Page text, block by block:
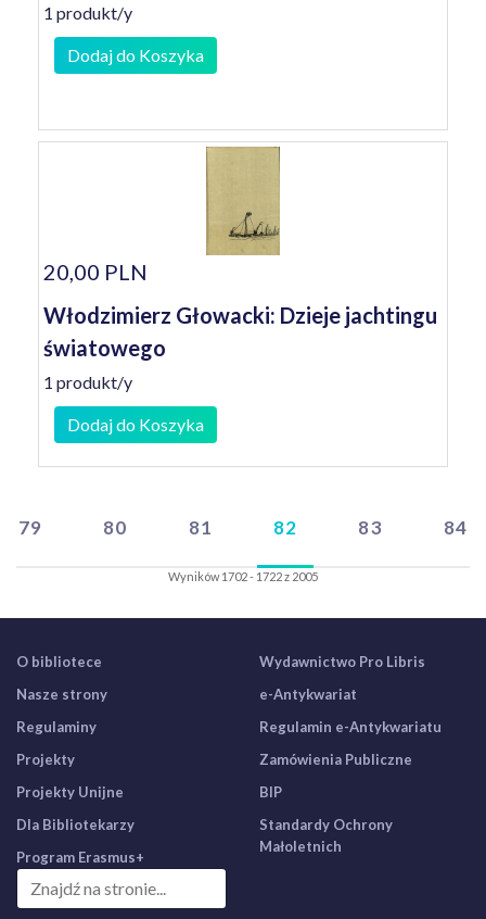
1 produkt/y
Dodaj do Koszyka
20,00 PLN
Włodzimierz Głowacki: Dzieje jachtingu
światowego
1 produkt/y
Dodaj do Koszyka
79 80 81 82 83 84
Wyników 1702 - 1722 z 2005
O bibliotece
Nasze strony
Regulaminy
Projekty
Projekty Unijne
Dla Bibliotekarzy
Program Erasmus+
Wydawnictwo Pro Libris
e-Antykwariat
Regulamin e-Antykwariatu
Zamówienia Publiczne
BIP
Standardy Ochrony
Małoletnich